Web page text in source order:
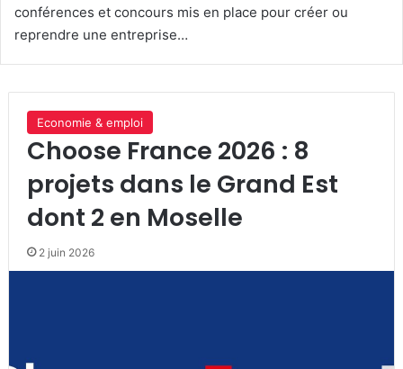
conférences et concours mis en place pour créer ou
reprendre une entreprise…
Economie & emploi
Choose France 2026 : 8
projets dans le Grand Est
dont 2 en Moselle
2 juin 2026